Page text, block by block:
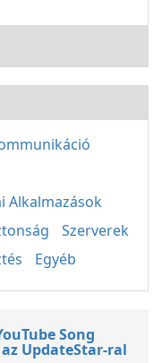
Alkalmazások
Szerverek
Egyéb
Song
UpdateStar-ral